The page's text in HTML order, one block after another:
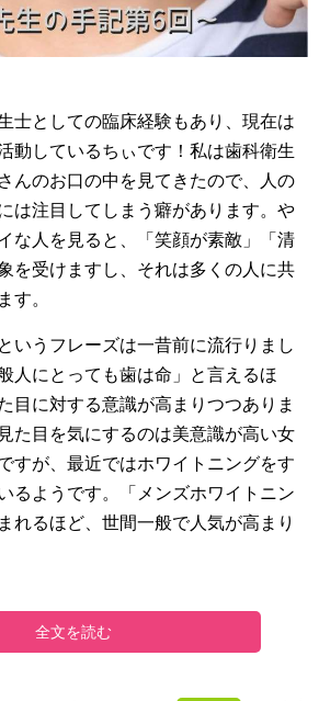
士としての臨床経験もあり、現在は
動しているちぃです！私は歯科衛生
んのお口の中を見てきたので、人の
は注目してしまう癖があります。や
な人を見ると、「笑顔が素敵」「清
を受けますし、それは多くの人に共
す。
いうフレーズは一昔前に流行りまし
人にとっても歯は命」と言えるほ
目に対する意識が高まりつつありま
た目を気にするのは美意識が高い女
すが、最近ではホワイトニングをす
るようです。「メンズホワイトニン
れるほど、世間一般で人気が高まり
全文を読む